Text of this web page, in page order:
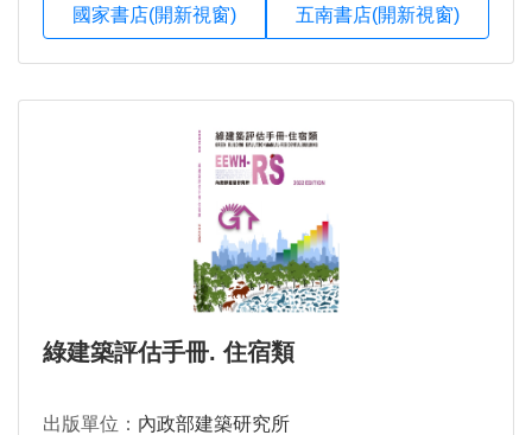
國家書店(開新視窗) 五南書店(開新視窗)
綠建築評估手冊. 住宿類
出版單位： 內政部建築研究所